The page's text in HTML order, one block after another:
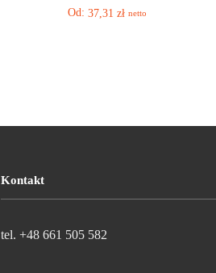
Od: 37,31 zł netto
Kontakt
tel. +48 661 505 582